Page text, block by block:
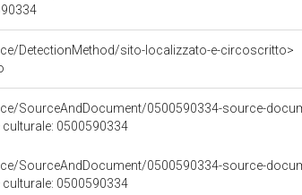
DetectionMethod/sito-localizzato-e-circoscritto>
SourceAndDocument/0500590334-source-
culturale: 0500590334
SourceAndDocument/0500590334-source-
culturale: 0500590334